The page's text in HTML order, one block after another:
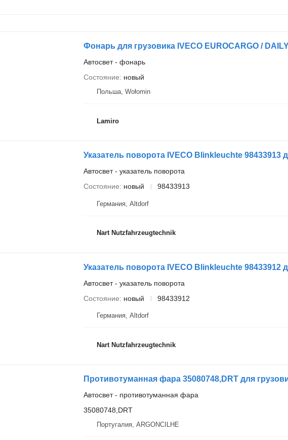
Фонарь для грузовика IVECO EUROCARGO /
Автосвет - фонарь
Состояние
новый
Польша, Wołomin
Lamiro
Указатель поворота IVECO Blinkleuchte 98433913
Автосвет - указатель поворота
Состояние
новый 98433913
Германия, Altdorf
Nart Nutzfahrzeugtechnik
Указатель поворота IVECO Blinkleuchte 98433912
Автосвет - указатель поворота
Состояние
новый 98433912
Германия, Altdorf
Nart Nutzfahrzeugtechnik
Противотуманная фара 35080748,DRT для
Автосвет - противотуманная фара
35080748,DRT
Португалия, ARGONCILHE